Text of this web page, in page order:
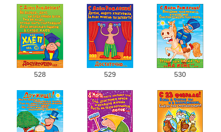
528 529 530